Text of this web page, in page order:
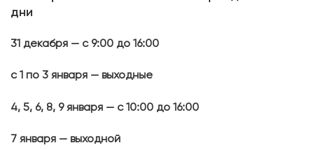
дни
31 декабря — с 9:00 до 16:00
с 1 по 3 января — выходные
4, 5, 6, 8, 9 января — с 10:00 до 16:00
7 января — выходной